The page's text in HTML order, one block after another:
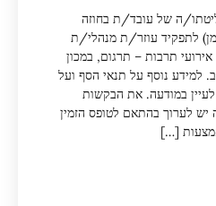
ה של עובד/ת בחוזה
לתפקיד עוזר/ת מנהלי/ת
תרבות – תרגום, במכון
למידע נוסף על תנאי הסף ועל
במודעה. את הבקשות
לערוך בהתאם לטופס הזמין
[…]